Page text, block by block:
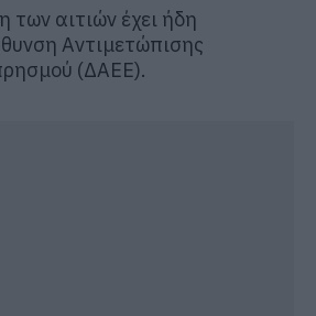
των αιτιών έχει ήδη
Αντιμετώπισης
(ΔΑΕΕ).